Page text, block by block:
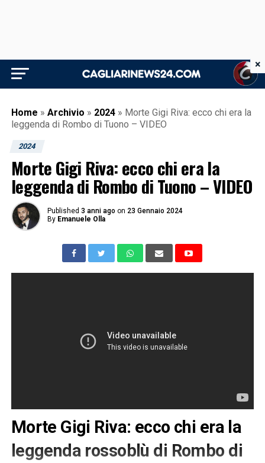
Home » Archivio » 2024 » Morte Gigi Riva: ecco chi era la
leggenda di Rombo di Tuono – VIDEO
2024
Morte Gigi Riva: ecco chi era la
leggenda di Rombo di Tuono – VIDEO
Published 3 anni ago on 23 Gennaio 2024
By Emanuele Olla
Morte Gigi Riva: ecco chi era la
leggenda rossoblù di Rombo di
×